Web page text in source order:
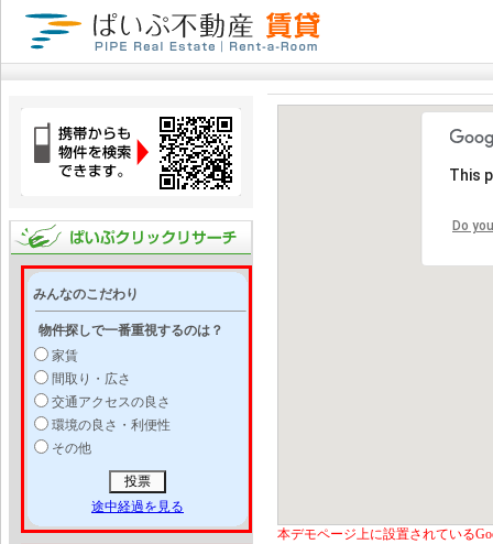
みんなのこだわり
物件探しで一番重視するのは？
家賃
間取り・広さ
交通アクセスの良さ
環境の良さ・利便性
その他
途中経過を見る
This
Do
本デモページ上に設置されている